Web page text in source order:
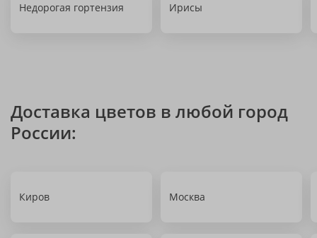
Недорогая гортензия Ирисы
Доставка цветов в любой город
России:
Киров Москва